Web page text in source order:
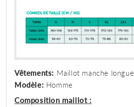
Vêtements: Maillot manche longue
Modèle: Homme
Composition maillot :